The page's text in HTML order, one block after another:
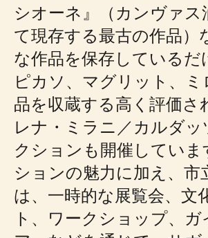
シオーネ』（カンヴァス
て現存する最古の作品）
な作品を保存しているだ
ピカソ、マグリット、
品を収蔵する高く評価さ
レナ・ミラニ／カルダッ
クションも開催していま
ションの魅力に加え、市
は、一時的な展覧会、文
ト、ワークショップ、